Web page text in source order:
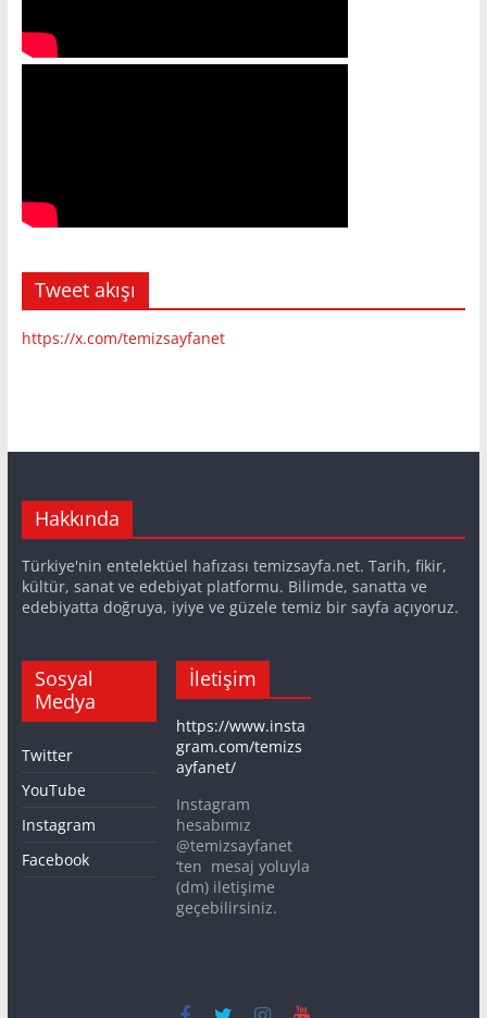
Tweet akışı
https://x.com/temizsayfanet
Hakkında
Türkiye'nin entelektüel hafızası temizsayfa.net. Tarih, fikir,
kültür, sanat ve edebiyat platformu. Bilimde, sanatta ve
edebiyatta doğruya, iyiye ve güzele temiz bir sayfa açıyoruz.
Sosyal
Medya
Twitter
YouTube
Instagram
Facebook
İletişim
https://www.insta
gram.com/temizs
ayfanet/
Instagram
hesabımız
@temizsayfanet
‘ten mesaj yoluyla
(dm) iletişime
geçebilirsiniz.